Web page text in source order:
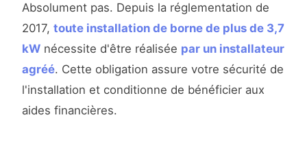
Absolument pas. Depuis la réglementation de
2017, toute installation de borne de plus de 3,7
kW nécessite d'être réalisée par un installateur
agréé. Cette obligation assure votre sécurité de
l'installation et conditionne de bénéficier aux
aides financières.